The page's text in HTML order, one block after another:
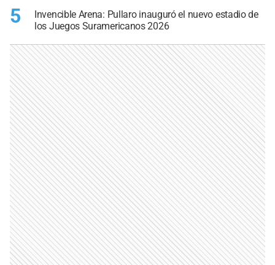
5
Invencible Arena: Pullaro inauguró el nuevo estadio de
los Juegos Suramericanos 2026